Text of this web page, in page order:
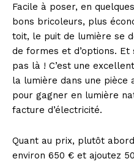
Facile à poser, en
bons bricoleurs, plus
toit, le puit de lumière se
de formes et d’options.
pas là ! C’est une
la lumière dans une pièce
pour gagner en lumière
facture d’électricité.
Quant au prix, plutôt
environ 650 € et ajoutez